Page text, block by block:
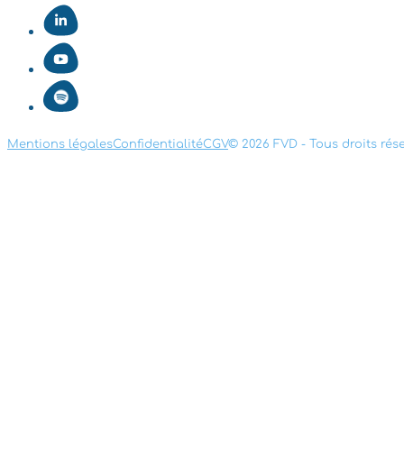
Mentions légalesConfidentialitéCGV© 2026 FVD - Tous droits